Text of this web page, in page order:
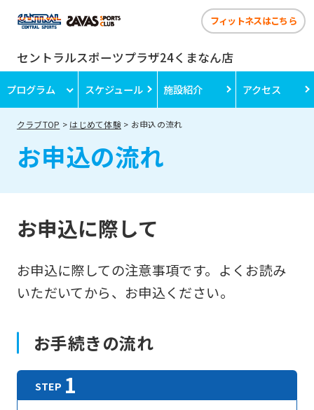
セントラルスポーツプラザ24くまなん店
フィットネスはこちら
プログラム スケジュール 施設紹介 アクセス
クラブTOP はじめて体験 お申込の流れ
お申込の流れ
お申込に際して
お申込に際しての注意事項です。よくお読み
いただいてから、お申込ください。
お手続きの流れ